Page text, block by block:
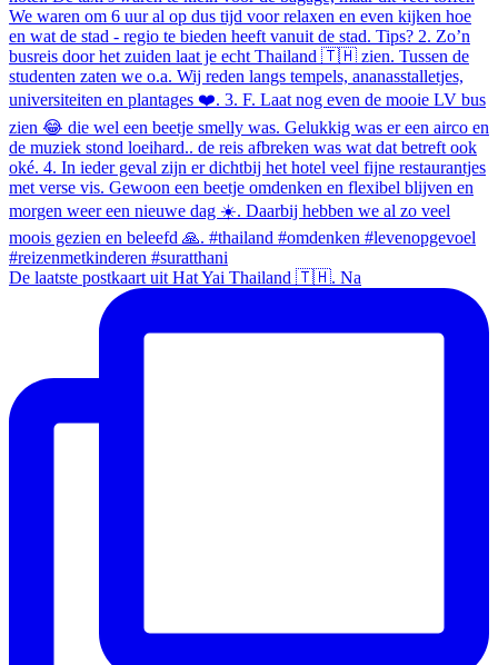
De laatste postkaart uit Hat Yai Thailand 🇹🇭. Na